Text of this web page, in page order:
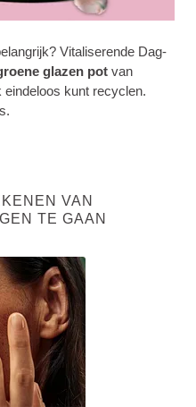
Vitaliserende Dag-
glazen pot van
eindeloos kunt recyclen.
VAN
TE GAAN